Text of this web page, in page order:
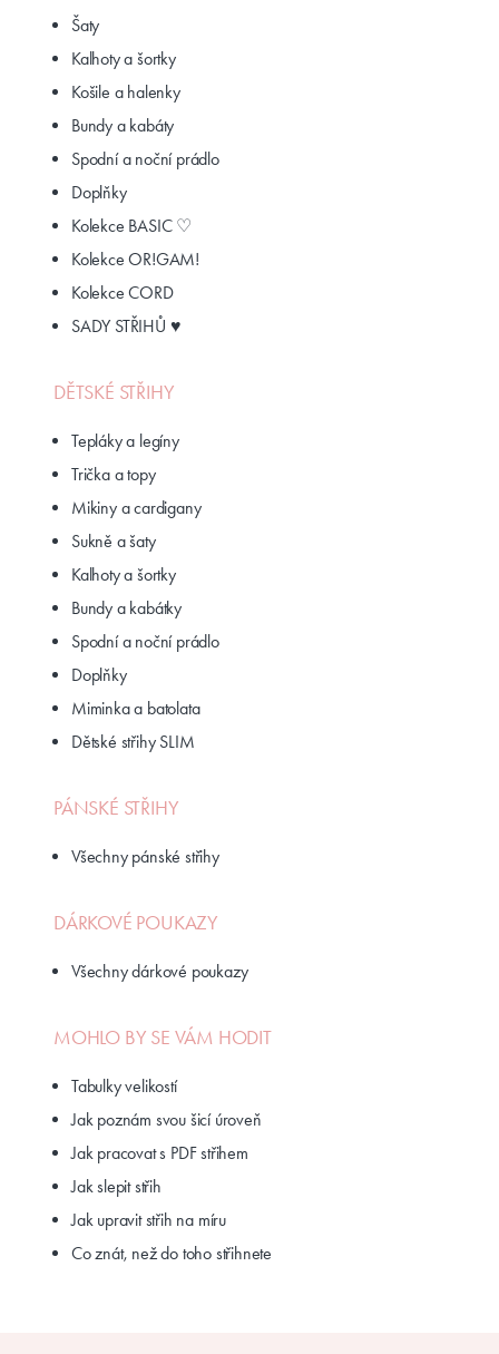
Šaty
Kalhoty a šortky
Košile a halenky
Bundy a kabáty
Spodní a noční prádlo
Doplňky
Kolekce BASIC ♡
Kolekce OR!GAM!
Kolekce CORD
SADY STŘIHŮ ♥
DĚTSKÉ STŘIHY
Tepláky a legíny
Trička a topy
Mikiny a cardigany
Sukně a šaty
Kalhoty a šortky
Bundy a kabátky
Spodní a noční prádlo
Doplňky
Miminka a batolata
Dětské střihy SLIM
PÁNSKÉ STŘIHY
Všechny pánské střihy
DÁRKOVÉ POUKAZY
Všechny dárkové poukazy
MOHLO BY SE VÁM HODIT
Tabulky velikostí
Jak poznám svou šicí úroveň
Jak pracovat s PDF střihem
Jak slepit střih
Jak upravit střih na míru
Co znát, než do toho střihnete